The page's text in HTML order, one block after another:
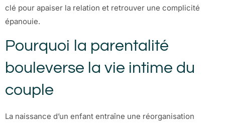
clé pour apaiser la relation et retrouver une complicité
épanouie.
Pourquoi la parentalité
bouleverse la vie intime du
couple
La naissance d’un enfant entraîne une réorganisation